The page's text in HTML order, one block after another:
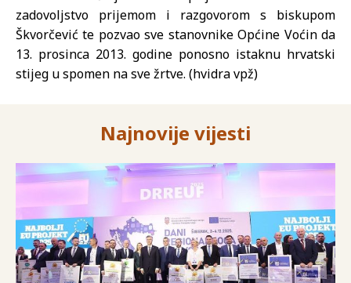
zadovoljstvo prijemom i razgovorom s biskupom
Škvorčević te pozvao sve stanovnike Općine Voćin da
13. prosinca 2013. godine ponosno istaknu hrvatski
stijeg u spomen na sve žrtve. (hvidra vpž)
Najnovije vijesti